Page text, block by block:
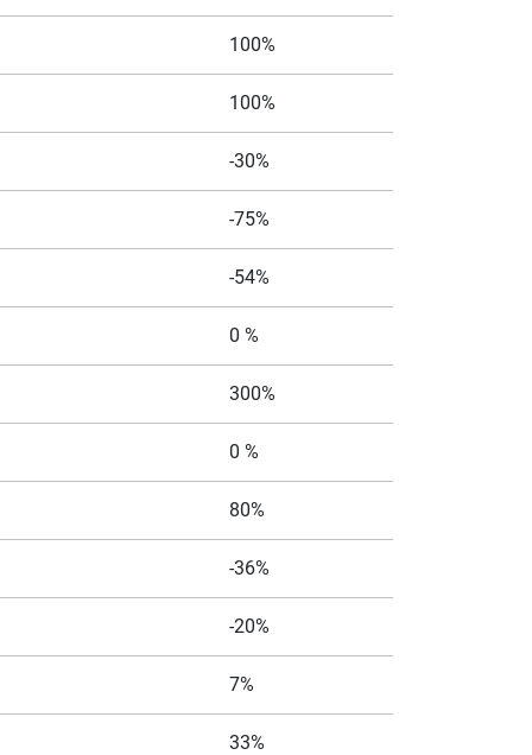
100%
100%
-30%
-75%
-54%
0 %
300%
0 %
80%
-36%
-20%
7%
33%